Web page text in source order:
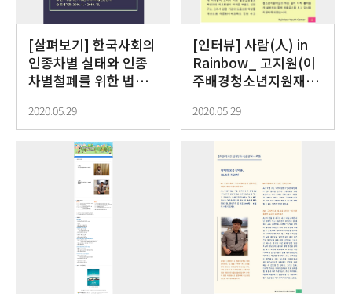
[살펴보기] 한국사회의
인종차별 실태와 인종
차별철폐를 위한 법제
화연구(국가인권위원
회)
2020.05.29
[인터뷰] 사람(人) in
Rainbow_ 고지원(이
주배경청소년지원재단
초기지원팀)
2020.05.29